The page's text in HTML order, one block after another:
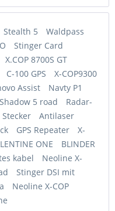
Stealth 5
Waldpass
Stinger Card
X.COP 8700S GT
C-100 GPS
X-COP9300
Assist
Navty P1
Shadow 5 road
Radar-
Stecker
Antilaser
GPS Repeater
X-
ONE
BLINDER
kabel
Neoline X-
Stinger DSI mit
Neoline X-COP